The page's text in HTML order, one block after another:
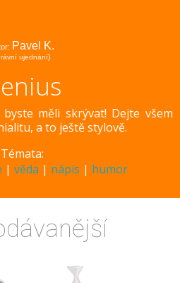
Pavel K.
ujednání)
měli skrývat! Dejte všem
a to ještě stylově.
Témata:
| věda | nápis | humor